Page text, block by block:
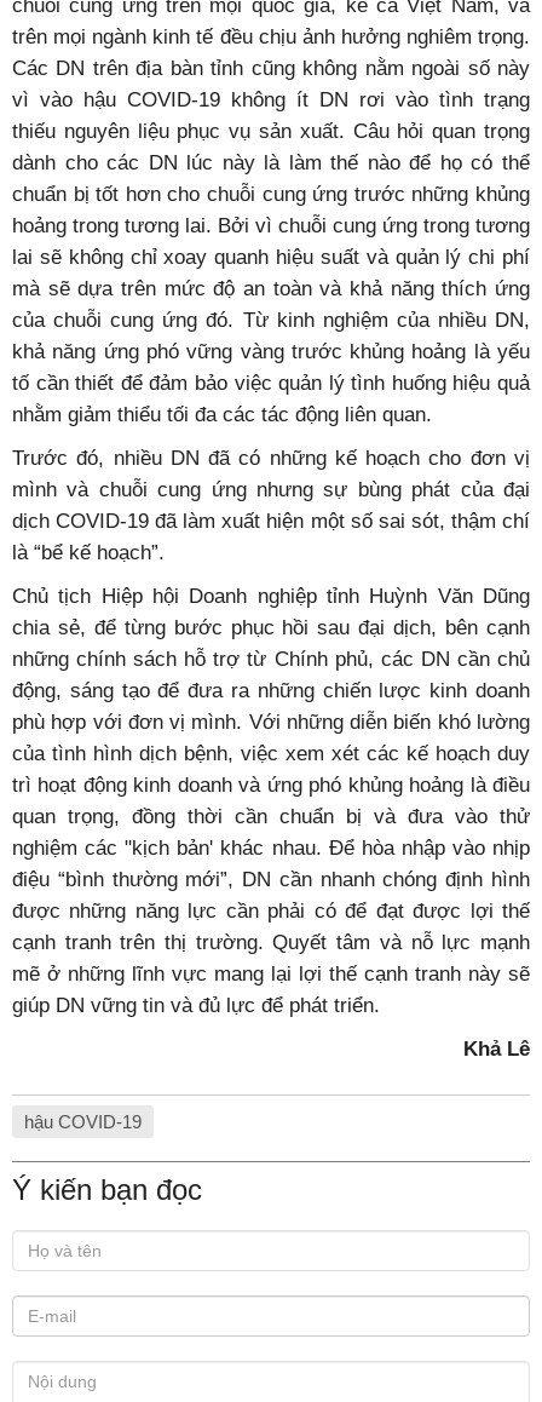
chuỗi cung ứng trên mọi quốc gia, kể cả Việt Nam, và
trên mọi ngành kinh tế đều chịu ảnh hưởng nghiêm trọng.
Các DN trên địa bàn tỉnh cũng không nằm ngoài số này
vì vào hậu COVID-19 không ít DN rơi vào tình trạng
thiếu nguyên liệu phục vụ sản xuất. Câu hỏi quan trọng
dành cho các DN lúc này là làm thế nào để họ có thể
chuẩn bị tốt hơn cho chuỗi cung ứng trước những khủng
hoảng trong tương lai. Bởi vì chuỗi cung ứng trong tương
lai sẽ không chỉ xoay quanh hiệu suất và quản lý chi phí
mà sẽ dựa trên mức độ an toàn và khả năng thích ứng
của chuỗi cung ứng đó. Từ kinh nghiệm của nhiều DN,
khả năng ứng phó vững vàng trước khủng hoảng là yếu
tố cần thiết để đảm bảo việc quản lý tình huống hiệu quả
nhằm giảm thiểu tối đa các tác động liên quan.
Trước đó, nhiều DN đã có những kế hoạch cho đơn vị
mình và chuỗi cung ứng nhưng sự bùng phát của đại
dịch COVID-19 đã làm xuất hiện một số sai sót, thậm chí
là “bể kế hoạch”.
Chủ tịch Hiệp hội Doanh nghiệp tỉnh Huỳnh Văn Dũng
chia sẻ, để từng bước phục hồi sau đại dịch, bên cạnh
những chính sách hỗ trợ từ Chính phủ, các DN cần chủ
động, sáng tạo để đưa ra những chiến lược kinh doanh
phù hợp với đơn vị mình. Với những diễn biến khó lường
của tình hình dịch bệnh, việc xem xét các kế hoạch duy
trì hoạt động kinh doanh và ứng phó khủng hoảng là điều
quan trọng, đồng thời cần chuẩn bị và đưa vào thử
nghiệm các "kịch bản' khác nhau. Để hòa nhập vào nhịp
điệu “bình thường mới”, DN cần nhanh chóng định hình
được những năng lực cần phải có để đạt được lợi thế
cạnh tranh trên thị trường. Quyết tâm và nỗ lực mạnh
mẽ ở những lĩnh vực mang lại lợi thế cạnh tranh này sẽ
giúp DN vững tin và đủ lực để phát triển.
Khả Lê
hậu COVID-19
Ý kiến bạn đọc